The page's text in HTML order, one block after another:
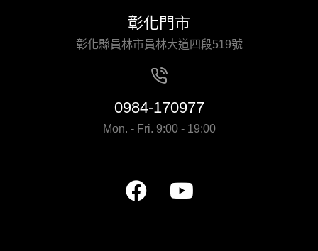
彰化門市
彰化縣員林市員林大道四段519號
0984-170977
Mon. - Fri. 9:00 - 19:00